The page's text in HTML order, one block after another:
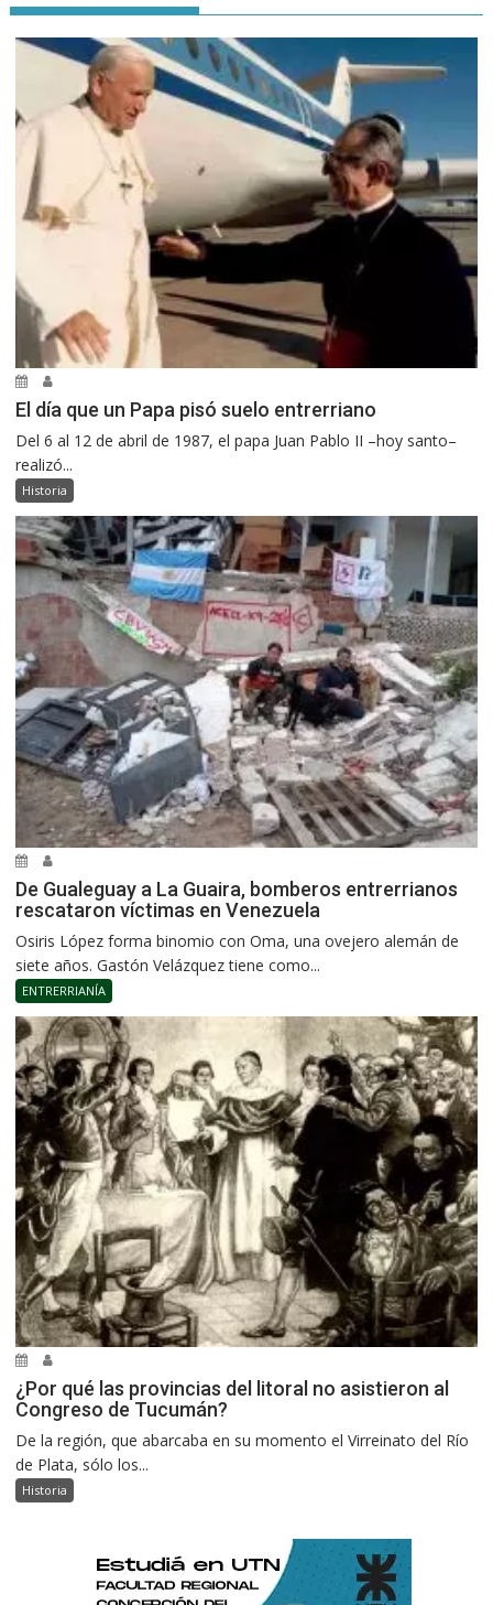
El día que un Papa pisó suelo entrerriano
Del 6 al 12 de abril de 1987, el papa Juan Pablo II –hoy santo–
realizó...
Historia
De Gualeguay a La Guaira, bomberos entrerrianos
rescataron víctimas en Venezuela
Osiris López forma binomio con Oma, una ovejero alemán de
siete años. Gastón Velázquez tiene como...
ENTRERRIANÍA
¿Por qué las provincias del litoral no asistieron al
Congreso de Tucumán?
De la región, que abarcaba en su momento el Virreinato del Río
de Plata, sólo los...
Historia